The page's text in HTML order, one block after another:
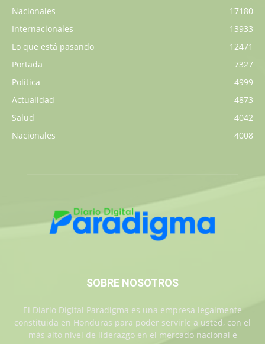
Nacionales
17180
Internacionales
13933
Lo que está pasando
12471
Portada
7327
Política
4999
Actualidad
4873
Salud
4042
Nacionales
4008
SOBRE NOSOTROS
El Diario Digital Paradigma es una empresa legalmente
constituida en Honduras para poder servirle a usted, con el
más alto nivel de liderazgo en el mercado nacional e